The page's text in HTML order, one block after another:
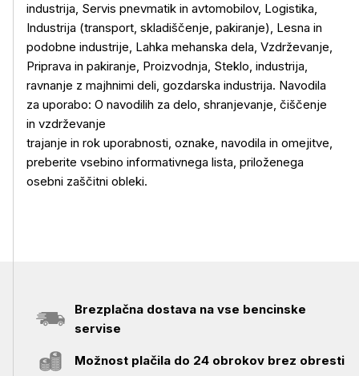
industrija, Servis pnevmatik in avtomobilov, Logistika,
Industrija (transport, skladiščenje, pakiranje), Lesna in
podobne industrije, Lahka mehanska dela, Vzdrževanje,
Priprava in pakiranje, Proizvodnja, Steklo, industrija,
ravnanje z majhnimi deli, gozdarska industrija. Navodila
za uporabo: O navodilih za delo, shranjevanje, čiščenje
in vzdrževanje
trajanje in rok uporabnosti, oznake, navodila in omejitve,
preberite vsebino informativnega lista, priloženega
osebni zaščitni obleki.
Brezplačna dostava na vse bencinske
servise
Možnost plačila do 24 obrokov brez obresti